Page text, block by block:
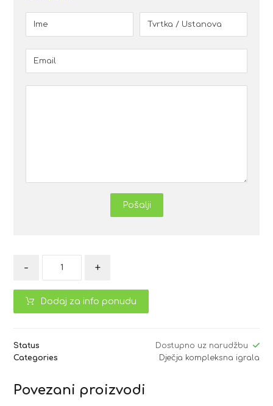
Pošalji
- +
Dodaj za info ponudu
Status
Dostupno uz narudžbu
Categories
Dječja kompleksna igrala
Povezani proizvodi